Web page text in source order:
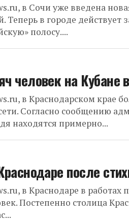
в Сочи уже введена
Теперь в городе действует
полосу....
человек на Кубане
в Краснодарском крае
Согласно сообщению
находятся примерно...
после
в Краснодаре в работах
Постепенно столица